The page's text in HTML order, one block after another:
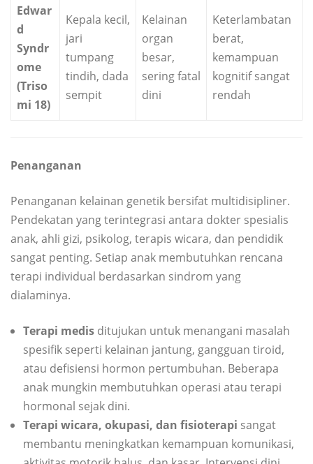
Edwar
d
Syndr
ome
(Triso
mi 18)
Kepala kecil,
jari
tumpang
tindih, dada
sempit
Kelainan
organ
besar,
sering fatal
dini
Keterlambatan
berat,
kemampuan
kognitif sangat
rendah
Penanganan
Penanganan kelainan genetik bersifat multidisipliner.
Pendekatan yang terintegrasi antara dokter spesialis
anak, ahli gizi, psikolog, terapis wicara, dan pendidik
sangat penting. Setiap anak membutuhkan rencana
terapi individual berdasarkan sindrom yang
dialaminya.
Terapi medis ditujukan untuk menangani masalah
spesifik seperti kelainan jantung, gangguan tiroid,
atau defisiensi hormon pertumbuhan. Beberapa
anak mungkin membutuhkan operasi atau terapi
hormonal sejak dini.
Terapi wicara, okupasi, dan fisioterapi sangat
membantu meningkatkan kemampuan komunikasi,